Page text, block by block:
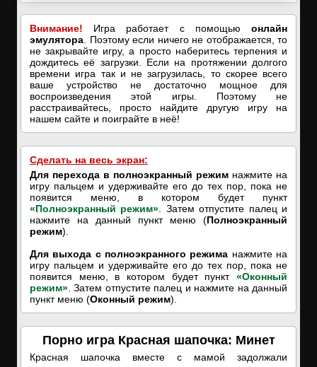
Внимание! Игра работает с помощью онлайн
эмулятора . Поэтому если ничего не отображается, то
не закрывайте игру, а просто наберитесь терпения и
дождитесь её загрузки. Если на протяжении долгого
времени игра так и не загрузилась, то скорее всего
ваше устройство не достаточно мощное для
воспроизведения этой игры. Поэтому не
расстраивайтесь, просто найдите другую игру на
нашем сайте и поиграйте в неё!
Сделать на весь экран:
Для перехода в полноэкранный режим нажмите на
игру пальцем и удерживайте его до тех пор, пока не
появится меню, в котором будет пункт
«Полноэкранный режим» . Затем отпустите палец и
нажмите на данный пункт меню (Полноэкранный
режим).
Для выхода с полноэкранного режима нажмите на
игру пальцем и удерживайте его до тех пор, пока не
появится меню, в котором будет пункт «Оконный
режим» . Затем отпустите палец и нажмите на данный
пункт меню (Оконный режим).
Порно игра Красная шапочка: Минет
Красная шапочка вместе с мамой задолжали